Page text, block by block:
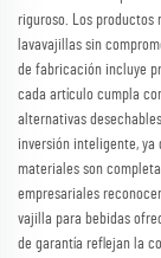
riguroso. Los productos
lavavajillas sin
de fabricación incluye
cada artículo cumpla
alternativas
inversión inteligente, ya
materiales son
empresariales
vajilla para bebidas
de garantía reflejan la